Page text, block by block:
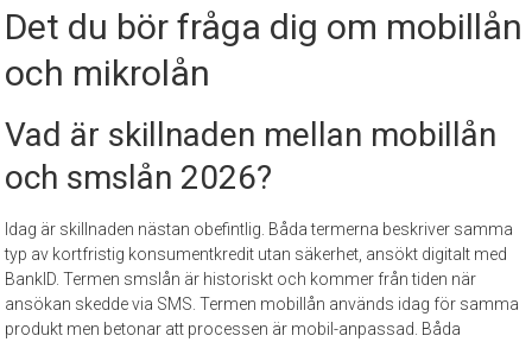
Det du bör fråga dig om mobillån
och mikrolån
Vad är skillnaden mellan mobillån
och smslån 2026?
Idag är skillnaden nästan obefintlig. Båda termerna beskriver samma
typ av kortfristig konsumentkredit utan säkerhet, ansökt digitalt med
BankID. Termen smslån är historiskt och kommer från tiden när
ansökan skedde via SMS. Termen mobillån används idag för samma
produkt men betonar att processen är mobil-anpassad. Båda